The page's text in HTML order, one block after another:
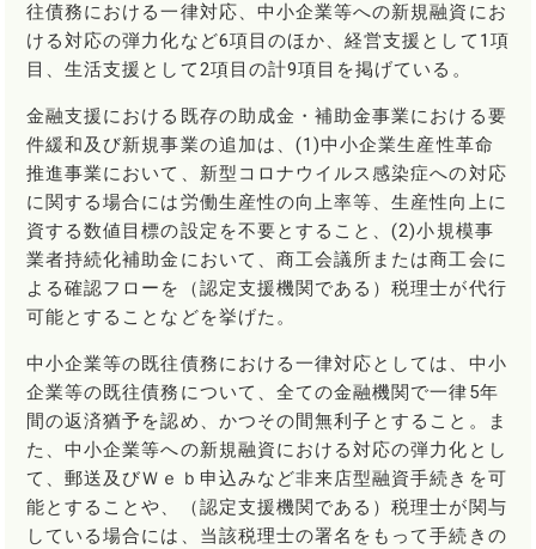
往債務における一律対応、中小企業等への新規融資にお
ける対応の弾力化など6項目のほか、経営支援として1項
目、生活支援として2項目の計9項目を掲げている。
金融支援における既存の助成金・補助金事業における要
件緩和及び新規事業の追加は、(1)中小企業生産性革命
推進事業において、新型コロナウイルス感染症への対応
に関する場合には労働生産性の向上率等、生産性向上に
資する数値目標の設定を不要とすること、(2)小規模事
業者持続化補助金において、商工会議所または商工会に
よる確認フローを（認定支援機関である）税理士が代行
可能とすることなどを挙げた。
中小企業等の既往債務における一律対応としては、中小
企業等の既往債務について、全ての金融機関で一律5年
間の返済猶予を認め、かつその間無利子とすること。ま
た、中小企業等への新規融資における対応の弾力化とし
て、郵送及びＷｅｂ申込みなど非来店型融資手続きを可
能とすることや、（認定支援機関である）税理士が関与
している場合には、当該税理士の署名をもって手続きの